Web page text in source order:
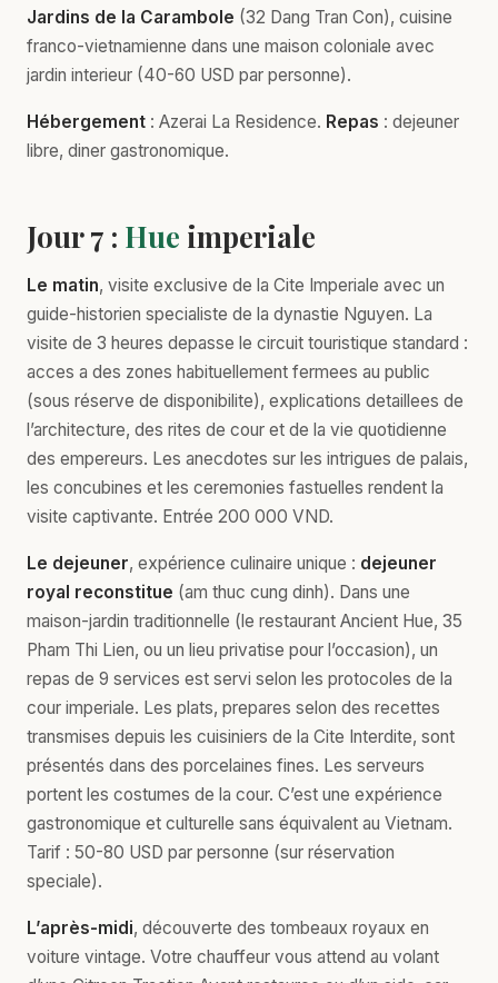
Jardins de la Carambole (32 Dang Tran Con), cuisine
franco-vietnamienne dans une maison coloniale avec
jardin interieur (40-60 USD par personne).
Hébergement : Azerai La Residence. Repas : dejeuner
libre, diner gastronomique.
Jour 7 : Hue imperiale
Le matin, visite exclusive de la Cite Imperiale avec un
guide-historien specialiste de la dynastie Nguyen. La
visite de 3 heures depasse le circuit touristique standard :
acces a des zones habituellement fermees au public
(sous réserve de disponibilite), explications detaillees de
l’architecture, des rites de cour et de la vie quotidienne
des empereurs. Les anecdotes sur les intrigues de palais,
les concubines et les ceremonies fastuelles rendent la
visite captivante. Entrée 200 000 VND.
Le dejeuner, expérience culinaire unique : dejeuner
royal reconstitue (am thuc cung dinh). Dans une
maison-jardin traditionnelle (le restaurant Ancient Hue, 35
Pham Thi Lien, ou un lieu privatise pour l’occasion), un
repas de 9 services est servi selon les protocoles de la
cour imperiale. Les plats, prepares selon des recettes
transmises depuis les cuisiniers de la Cite Interdite, sont
présentés dans des porcelaines fines. Les serveurs
portent les costumes de la cour. C’est une expérience
gastronomique et culturelle sans équivalent au Vietnam.
Tarif : 50-80 USD par personne (sur réservation
speciale).
L’après-midi, découverte des tombeaux royaux en
voiture vintage. Votre chauffeur vous attend au volant